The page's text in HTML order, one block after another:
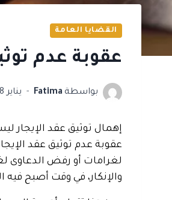
القضايا العامة
عقوبة عدم
بواسطة Fatima يناير 28, 2026
إهمال توثيق عقد الإيجار
عقوبة عدم توثيق عقد
لغرامات أو رفض الدعاوى
والإنكار، في وقت أصبح فيه